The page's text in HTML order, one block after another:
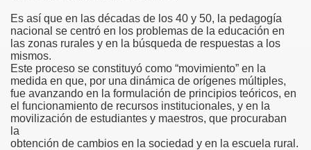
Es así que en las décadas de los 40 y 50, la pedagogía
nacional se centró en los problemas de la educación en
las zonas rurales y en la búsqueda de respuestas a los
mismos.
Este proceso se constituyó como “movimiento” en la
medida en que, por una dinámica de orígenes múltiples,
fue avanzando en la formulación de principios teóricos, en
el funcionamiento de recursos institucionales, y en la
movilización de estudiantes y maestros, que procuraban
la
obtención de cambios en la sociedad y en la escuela rural.